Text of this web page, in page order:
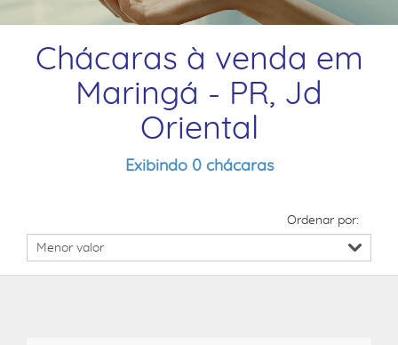
Chácaras à venda em
Maringá - PR, Jd
Oriental
Exibindo 0 chácaras
Ordenar por: